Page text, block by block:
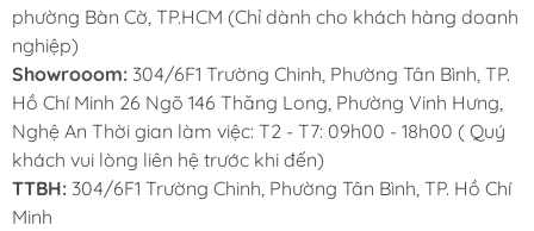
phường Bàn Cờ, TP.HCM (Chỉ dành cho khách hàng doanh
nghiệp)
Showrooom: 304/6F1 Trường Chinh, Phường Tân Bình, TP.
Hồ Chí Minh 26 Ngõ 146 Thăng Long, Phường Vinh Hưng,
Nghệ An Thời gian làm việc: T2 - T7: 09h00 - 18h00 ( Quý
khách vui lòng liên hệ trước khi đến)
TTBH: 304/6F1 Trường Chinh, Phường Tân Bình, TP. Hồ Chí
Minh